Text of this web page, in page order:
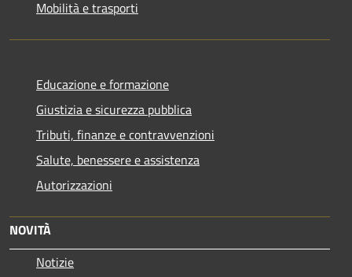
Mobilità e trasporti
Educazione e formazione
Giustizia e sicurezza pubblica
Tributi, finanze e contravvenzioni
Salute, benessere e assistenza
Autorizzazioni
NOVITÀ
Notizie